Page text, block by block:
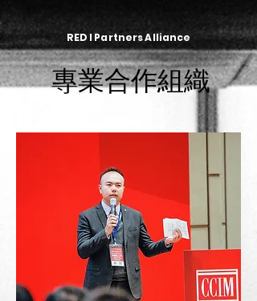
RED IPartners Alliance
專業合作組織
專業合作組織